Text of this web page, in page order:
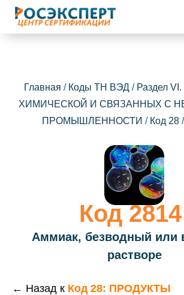
Главная / Коды ТН ВЭД / Раздел
ХИМИЧЕСКОЙ И СВЯЗАННЫХ С
ПРОМЫШЛЕННОСТИ / Код 28 /
Код
Аммиак, безводный или
растворе
← Назад к Код 28: ПРОДУКТЫ